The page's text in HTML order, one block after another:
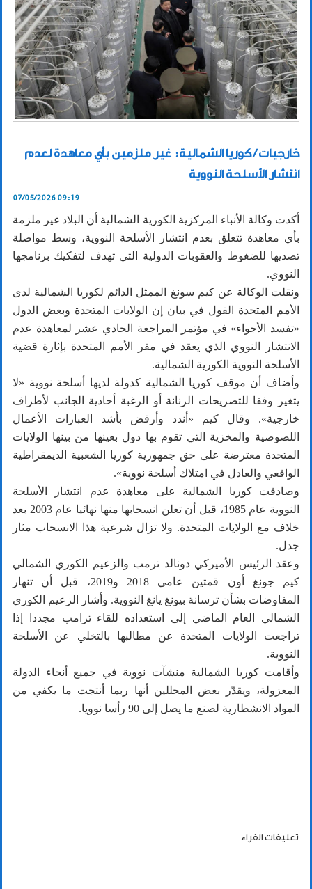
خارجيات / كوريا الشمالية: غير ملزمين بأي معاهدة لعدم
انتشار الأسلحة النووية
07/05/2026 09:19
أكدت وكالة الأنباء المركزية الكورية الشمالية أن البلاد غير ملزمة
بأي معاهدة تتعلق بعدم انتشار الأسلحة النووية، وسط مواصلة
تصديها للضغوط والعقوبات الدولية التي تهدف لتفكيك برنامجها
النووي.
ونقلت الوكالة عن كيم سونغ الممثل الدائم لكوريا الشمالية لدى
الأمم المتحدة القول في بيان إن الولايات المتحدة وبعض الدول
«تفسد الأجواء» في مؤتمر المراجعة الحادي عشر لمعاهدة عدم
الانتشار النووي الذي يعقد في مقر الأمم المتحدة بإثارة قضية
الأسلحة النووية الكورية الشمالية.
وأضاف أن موقف كوريا الشمالية كدولة لديها أسلحة نووية «لا
يتغير وفقا للتصريحات الرنانة أو الرغبة أحادية الجانب لأطراف
خارجية». وقال كيم «أندد وأرفض بأشد العبارات الأعمال
اللصوصية والمخزية التي تقوم بها دول بعينها من بينها الولايات
المتحدة معترضة على حق جمهورية كوريا الشعبية الديمقراطية
الواقعي والعادل في امتلاك أسلحة نووية».
وصادقت كوريا الشمالية على معاهدة عدم انتشار الأسلحة
النووية عام 1985، قبل أن تعلن انسحابها منها نهائيا عام 2003 بعد
خلاف مع الولايات المتحدة. ولا تزال شرعية هذا الانسحاب مثار
جدل.
وعقد الرئيس الأميركي دونالد ترمب والزعيم الكوري الشمالي
كيم جونغ أون قمتين عامي 2018 و2019، قبل أن تنهار
المفاوضات بشأن ترسانة بيونغ يانغ النووية. وأشار الزعيم الكوري
الشمالي العام الماضي إلى استعداده للقاء ترامب مجددا إذا
تراجعت الولايات المتحدة عن مطالبها بالتخلي عن الأسلحة
النووية.
وأقامت كوريا الشمالية منشآت نووية في جميع أنحاء الدولة
المعزولة، ويقدّر بعض المحللين أنها ربما أنتجت ما يكفي من
المواد الانشطارية لصنع ما يصل إلى 90 رأسا نوويا.
تعليقات القراء